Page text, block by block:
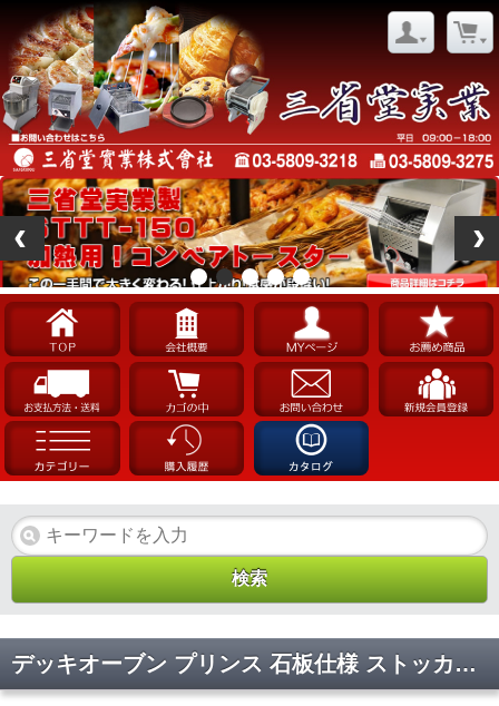
デッキオーブン プリンス 石板仕様 ストッカー仕様 マルゼン PJA3-22S(L) 幅1565×奥行1255×高さ1755(mm)